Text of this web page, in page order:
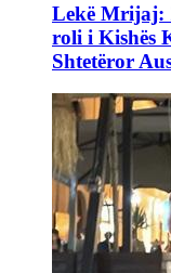
Lekë Mrijaj:
roli i Kishës
Shtetëror